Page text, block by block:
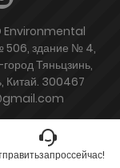
Environmental
506, здание № 4,
Тяньцзинь,
Китай. 300467